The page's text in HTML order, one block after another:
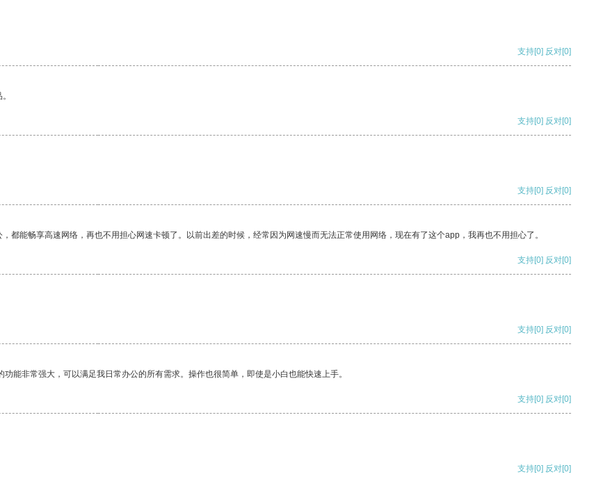
支持[0] 反对[0]
支持[0] 反对[0]
支持[0] 反对[0]
都能畅享高速网络，再也不用担心网速卡顿了。以前出差的时候，经常因为网速慢而无法正常使用网络，现在有了这个app，我再也不用担心了。
支持[0] 反对[0]
支持[0] 反对[0]
能非常强大，可以满足我日常办公的所有需求。操作也很简单，即使是小白也能快速上手。
支持[0] 反对[0]
支持[0] 反对[0]